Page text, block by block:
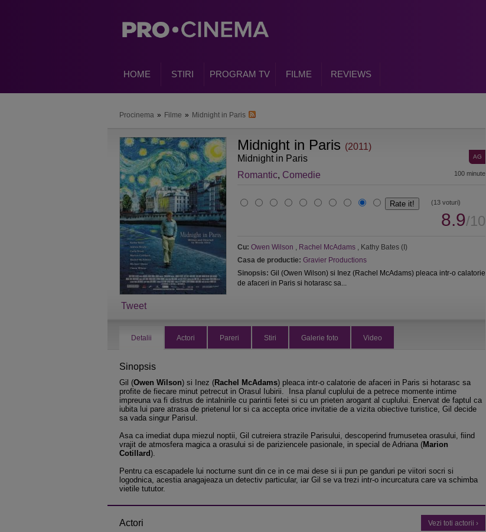
HOME STIRI PROGRAM TV FILME REVIEWS
Procinema » Filme » Midnight in Paris
Tweet
Midnight in Paris (2011)
Midnight in Paris
AG
Romantic, Comedie 100 minute
(13 voturi)
8.9/10
Cu: Owen Wilson , Rachel McAdams , Kathy Bates (I)
Casa de productie: Gravier Productions
Sinopsis: Gil (Owen Wilson) si Inez (Rachel McAdams) pleaca intr-o calatorie
de afaceri in Paris si hotarasc sa...
Detalii Actori Pareri Stiri Galerie foto Video
Sinopsis
Gil (Owen Wilson) si Inez (Rachel McAdams) pleaca intr-o calatorie de afaceri in Paris si hotarasc sa
profite de fiecare minut petrecut in Orasul Iubirii. Insa planul cuplului de a petrece momente intime
impreuna va fi distrus de intalnirile cu parintii fetei si cu un prieten arogant al cuplului. Enervat de faptul ca
iubita lui pare atrasa de prietenul lor si ca accepta orice invitatie de a vizita obiective turistice, Gil decide
sa vada singur Parisul.
Asa ca imediat dupa miezul noptii, Gil cutreiera strazile Parisului, descoperind frumusetea orasului, fiind
vrajit de atmosfera magica a orasului si de pariziencele pasionale, in special de Adriana (Marion
Cotillard).
Pentru ca escapadele lui nocturne sunt din ce in ce mai dese si ii pun pe ganduri pe viitori socri si
logodnica, acestia anagajeaza un detectiv particular, iar Gil se va trezi intr-o incurcatura care va schimba
vietile tututor.
Actori Vezi toti actorii ›